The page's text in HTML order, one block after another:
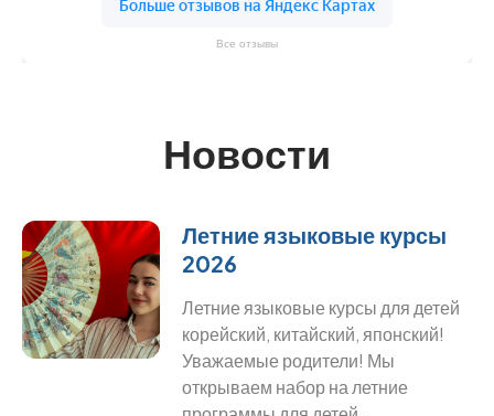
Все отзывы
Новости
Летние языковые курсы
2026
Летние языковые курсы для детей
корейский, китайский, японский!
Уважаемые родители! Мы
открываем набор на летние